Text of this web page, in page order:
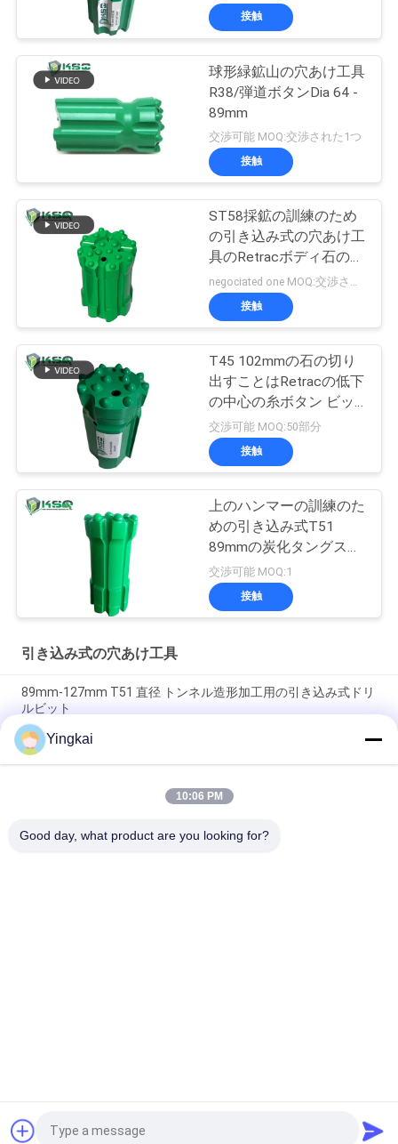
接触
球形緑鉱山の穴あけ工具
R38/弾道ボタンDia 64 -
89mm
交渉可能 MOQ:交渉された1つ
接触
ST58採鉱の訓練のため
の引き込み式の穴あけ工
具のRetracボディ石の穴
あけ工具
negociated one MOQ:交渉された1つ
接触
T45 102mmの石の切り
出すことはRetracの低下
の中心の糸ボタン ビッ
トに用具を使う
交渉可能 MOQ:50部分
接触
上のハンマーの訓練のた
めの引き込み式T51
89mmの炭化タングステ
ンボタン ビット
交渉可能 MOQ:1
接触
引き込み式の穴あけ工具
89mm-127mm T51 直径 トンネル造形加工用の引き込み式ドリ
ルビット
T51-89mm リトラック ウォルフスタン・カービッドドリルビ
ット 長期間のドリリング性能
直径127mm T51 リトラックボタンビット 普通とリトラックタ
Yingkai
10:06 PM
Good day, what product are you looking for?